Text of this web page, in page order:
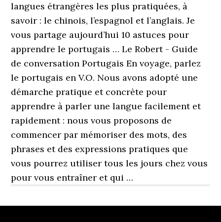
langues étrangères les plus pratiquées, à
savoir : le chinois, l’espagnol et l’anglais. Je
vous partage aujourd’hui 10 astuces pour
apprendre le portugais … Le Robert - Guide
de conversation Portugais En voyage, parlez
le portugais en V.O. Nous avons adopté une
démarche pratique et concrète pour
apprendre à parler une langue facilement et
rapidement : nous vous proposons de
commencer par mémoriser des mots, des
phrases et des expressions pratiques que
vous pourrez utiliser tous les jours chez vous
pour vous entraîner et qui …